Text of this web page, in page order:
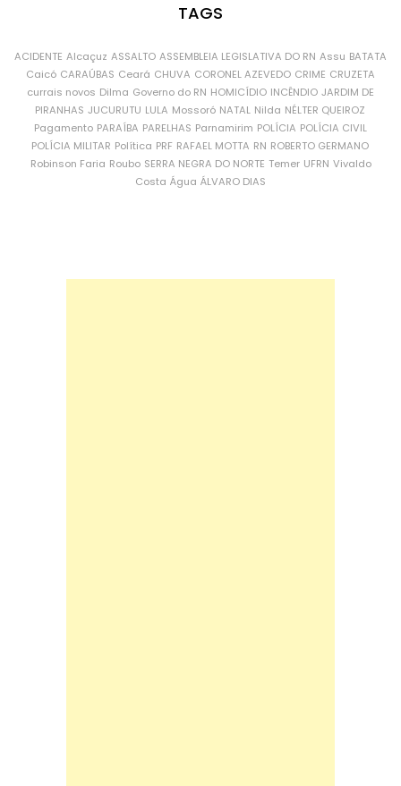
TAGS
ACIDENTE Alcaçuz ASSALTO ASSEMBLEIA LEGISLATIVA DO RN Assu BATATA
Caicó CARAÚBAS Ceará CHUVA CORONEL AZEVEDO CRIME CRUZETA
currais novos Dilma Governo do RN HOMICÍDIO INCÊNDIO JARDIM DE
PIRANHAS JUCURUTU LULA Mossoró NATAL Nilda NÉLTER QUEIROZ
Pagamento PARAÍBA PARELHAS Parnamirim POLÍCIA POLÍCIA CIVIL
POLÍCIA MILITAR Política PRF RAFAEL MOTTA RN ROBERTO GERMANO
Robinson Faria Roubo SERRA NEGRA DO NORTE Temer UFRN Vivaldo
Costa Água ÁLVARO DIAS